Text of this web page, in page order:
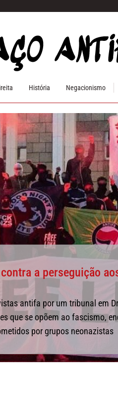
História Negacionismo
a perseguição
antifa por um tribunal em
que se opõem ao fascismo,
por grupos neonazistas